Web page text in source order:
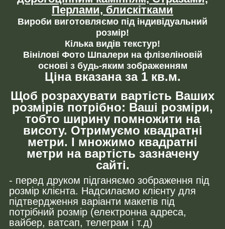
Перлами, блискітками
Вироби виготовляємо під індивідуальний
розмір!
Кілька видів текстур!
Вінілові Фото Шпалери на флізеліновій
основі з будь-яким зображенням
Ціна вказана за 1 кв.м.
Щоб розрахувати вартість Ваших
розмірів потрібно: Ваші розміри,
тобто ширину помножити на
висоту. Отримуємо квадратні
метри. І множимо квадратні
метри на вартість зазначену
сайті.
- перед друком підганяємо зображення під
розмір клієнта. Надсилаємо клієнту для
підтвердження варіанти макетів під
потрібний розмір (електронна адреса,
вайбер, ватсап, телеграм і т.д)